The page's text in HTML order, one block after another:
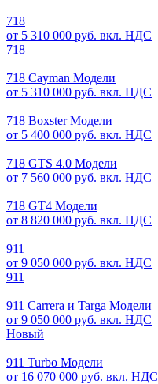
718
от 5 310 000 руб. вкл. НДС
718
718 Cayman Модели
от 5 310 000 руб. вкл. НДС
718 Boxster Модели
от 5 400 000 руб. вкл. НДС
718 GTS 4.0 Модели
от 7 560 000 руб. вкл. НДС
718 GT4 Модели
от 8 820 000 руб. вкл. НДС
911
от 9 050 000 руб. вкл. НДС
911
911 Carrera и Targa Модели
от 9 050 000 руб. вкл. НДС
Новый
911 Turbo Модели
от 16 070 000 руб. вкл. НДС